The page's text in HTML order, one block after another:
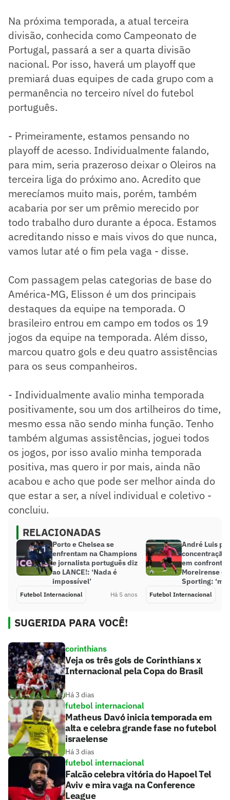
Na próxima temporada, a atual terceira
divisão, conhecida como Campeonato de
Portugal, passará a ser a quarta divisão
nacional. Por isso, haverá um playoff que
premiará duas equipes de cada grupo com a
permanência no terceiro nível do futebol
português.
- Primeiramente, estamos pensando no
playoff de acesso. Individualmente falando,
para mim, seria prazeroso deixar o Oleiros na
terceira liga do próximo ano. Acredito que
merecíamos muito mais, porém, também
acabaria por ser um prêmio merecido por
todo trabalho duro durante a época. Estamos
acreditando nisso e mais vivos do que nunca,
vamos lutar até o fim pela vaga - disse.
Com passagem pelas categorias de base do
América-MG, Elisson é um dos principais
destaques da equipe na temporada. O
brasileiro entrou em campo em todos os 19
jogos da equipe na temporada. Além disso,
marcou quatro gols e deu quatro assistências
para os seus companheiros.
- Individualmente avalio minha temporada
positivamente, sou um dos artilheiros do time,
mesmo essa não sendo minha função. Tenho
também algumas assistências, joguei todos
os jogos, por isso avalio minha temporada
positiva, mas quero ir por mais, ainda não
acabou e acho que pode ser melhor ainda do
que estar a ser, a nível individual e coletivo -
concluiu.
RELACIONADAS
Porto e Chelsea se
enfrentam na Champions
e jornalista português diz
ao LANCE!: ‘Nada é
impossível’
Futebol Internacional Há 5 anos
André Luis
concentração
em confronto
Moreirense
Sporting:
Futebol Internacional
SUGERIDA PARA VOCÊ!
corinthians
Veja os três gols de Corinthians x
Internacional pela Copa do Brasil
Há 3 dias
futebol internacional
Matheus Davó inicia temporada em
alta e celebra grande fase no futebol
israelense
Há 3 dias
futebol internacional
Falcão celebra vitória do Hapoel Tel
Aviv e mira vaga na Conference
League